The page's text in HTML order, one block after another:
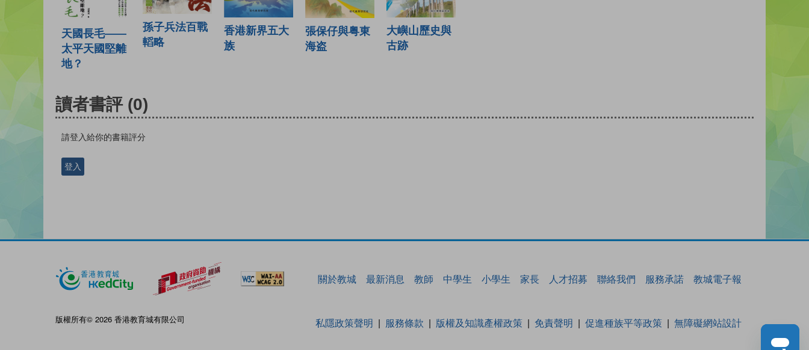
天國長毛——
太平天國堅離
地？
孫子兵法百戰
轁略
香港新界五大
族
張保仔與粤東
海盗
大嶼山歷史與
古跡
讀者書評 (0)
請登入給你的書籍評分
登入
關於教城 最新消息 教師 中學生 小學生 家長 人才招募 聯絡我們 服務承諾 教城電子報
版權所有© 2026 香港教育城有限公司 私隱政策聲明 服務條款 版權及知識產權政策 免責聲明 促進種族平等政策 無障礙網站設計